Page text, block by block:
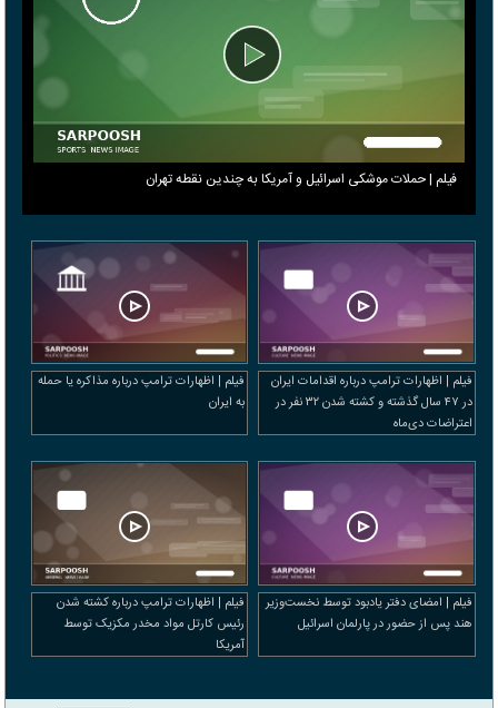
فیلم | حملات موشکی اسرائیل و آمریکا به چندین نقطه تهران
فیلم | اظهارات ترامپ درباره اقدامات ایران
در ۴۷ سال گذشته و کشته شدن ۳۲ نفر در
اعتراضات دی‌ماه
فیلم | اظهارات ترامپ درباره مذاکره یا حمله
به ایران
فیلم | امضای دفتر یادبود توسط نخست‌وزیر
هند پس از حضور در پارلمان اسرائیل
فیلم | اظهارات ترامپ درباره کشته شدن
رئیس کارتل مواد مخدر مکزیک توسط
آمریکا